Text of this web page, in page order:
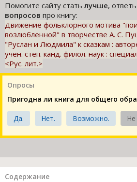
Помогите сайту статьлучше,
вопросов про книгу:
Движение фольклорного мотива
возлюбленной" в творчестве А. С.
"Руслан и Людмила" к сказкам :
учен. степ. канд. филол. наук :
<Рус. лит.>
Опросы
Пригодна ли книга для общего
Да. Нет. Возможно.
Содержание